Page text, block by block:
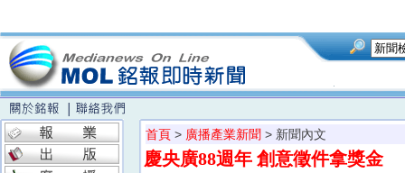
首頁 > 廣播產業新聞 > 新聞內文
慶央廣88週年 創意徵件拿獎金